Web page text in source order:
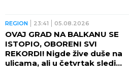
REGION 23:41 05.08.2026
OVAJ GRAD NA BALKANU SE
ISTOPIO, OBORENI SVI
REKORDI! Nigde žive duše na
ulicama, ali u četvrtak sledi